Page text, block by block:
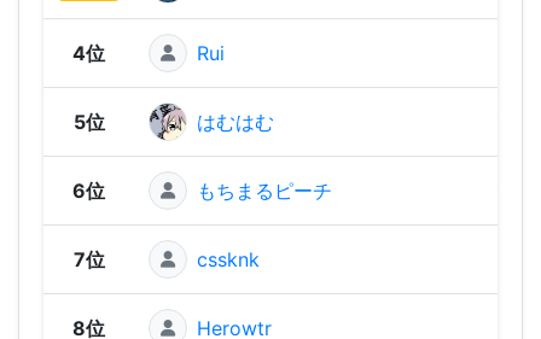
4位 Rui
5位 はむはむ
6位 もちまるピーチ
7位 cssknk
8位 Herowtr